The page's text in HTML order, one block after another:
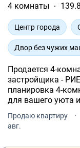
4 комнаты
Центр города
Двор без чужих
Продается 4-
застройщика -
планировка 4-
для вашего уюта и досуга.
этаже 26-и
Продаю квартиру ·
авг.